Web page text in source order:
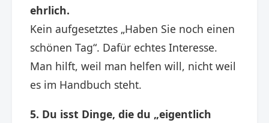
ehrlich.
Kein aufgesetztes „Haben Sie noch einen
schönen Tag“. Dafür echtes Interesse.
Man hilft, weil man helfen will, nicht weil
es im Handbuch steht.
5. Du isst Dinge, die du „eigentlich